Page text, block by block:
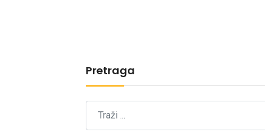
Pretraga